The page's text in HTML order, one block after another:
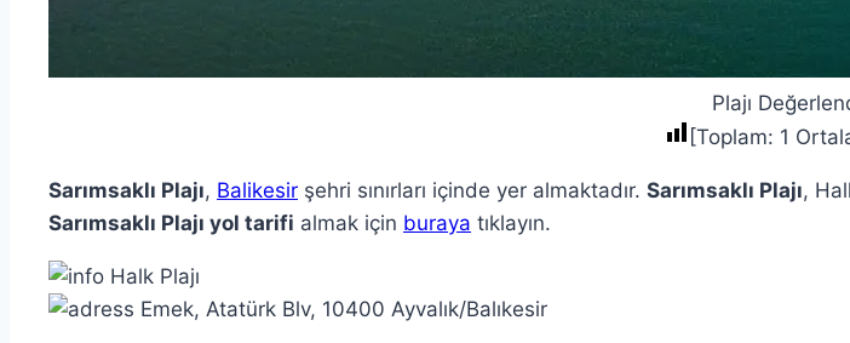
Plajı
[Toplam: 1
Sarımsaklı Plajı, Balikesir şehri sınırları içinde yer almaktadır. Sarımsaklı Plajı,
Sarımsaklı Plajı yol tarifi almak için buraya tıklayın.
Halk Plajı
Emek, Atatürk Blv, 10400 Ayvalık/Balıkesir